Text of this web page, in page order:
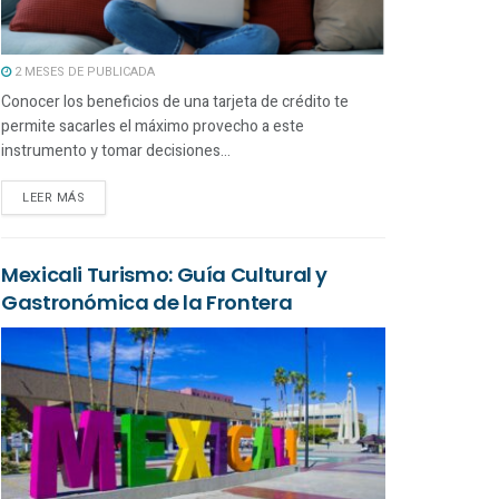
2 MESES DE PUBLICADA
Conocer los beneficios de una tarjeta de crédito te
permite sacarles el máximo provecho a este
instrumento y tomar decisiones...
LEER MÁS
Mexicali Turismo: Guía Cultural y
Gastronómica de la Frontera